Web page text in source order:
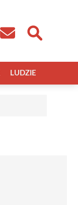
LUDZIE